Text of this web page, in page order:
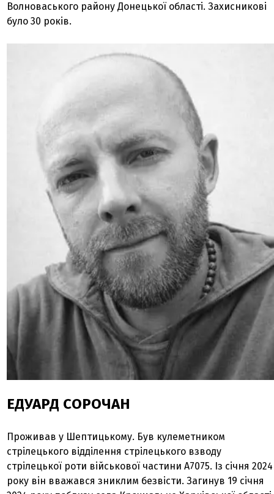
Волноваського району Донецької області. Захисникові
було 30 років.
ЕДУАРД СОРОЧАН
Проживав у Шептицькому. Був кулеметником
стрілецького відділення стрілецького взводу
стрілецької роти військової частини А7075. Із січня 2024
року він вважався зниклим безвісти. Загинув 19 січня